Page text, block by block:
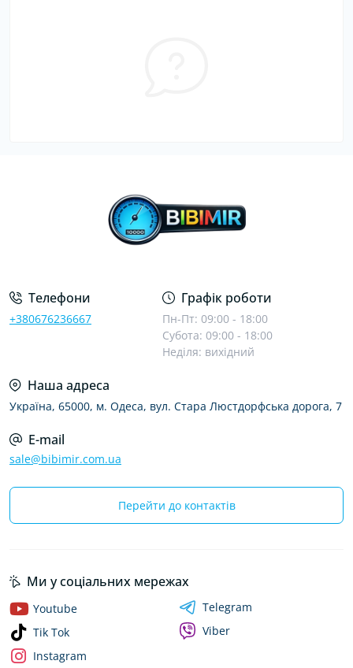
Телефони
+380676236667
Графік роботи
Пн-Пт: 09:00 - 18:00
Субота: 09:00 - 18:00
Неділя: вихідний
Наша адреса
Україна, 65000, м. Одеса, вул. Стара Люстдорфська дорога, 7
E-mail
sale@bibimir.com.ua
Перейти до контактів
Ми у соціальних мережах
Youtube
Tik Tok
Instagram
Telegram
Viber